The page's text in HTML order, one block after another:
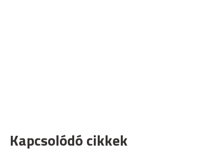
Kapcsolódó cikkek